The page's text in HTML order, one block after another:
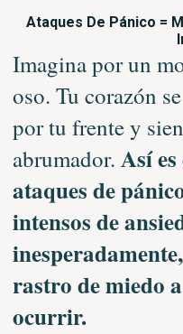
Ataques De Pánico =
Imagina por un
oso. Tu corazón
por tu frente y
abrumador. Así
ataques de
intensos de
rastro de miedo
ocurrir.